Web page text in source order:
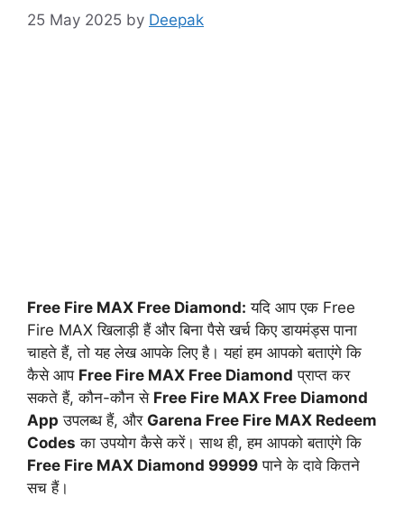
25 May 2025 by Deepak
Free Fire MAX Free Diamond: यदि आप एक Free
Fire MAX खिलाड़ी हैं और बिना पैसे खर्च किए डायमंड्स पाना
चाहते हैं, तो यह लेख आपके लिए है। यहां हम आपको बताएंगे कि
कैसे आप Free Fire MAX Free Diamond प्राप्त कर
सकते हैं, कौन-कौन से Free Fire MAX Free Diamond
App उपलब्ध हैं, और Garena Free Fire MAX Redeem
Codes का उपयोग कैसे करें। साथ ही, हम आपको बताएंगे कि
Free Fire MAX Diamond 99999 पाने के दावे कितने
सच हैं।